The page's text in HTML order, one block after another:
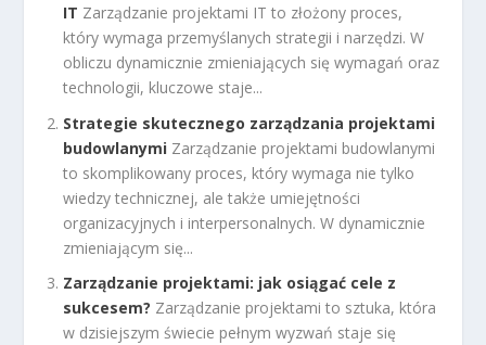
IT Zarządzanie projektami IT to złożony proces,
który wymaga przemyślanych strategii i narzędzi. W
obliczu dynamicznie zmieniających się wymagań oraz
technologii, kluczowe staje...
Strategie skutecznego zarządzania projektami
budowlanymi Zarządzanie projektami budowlanymi
to skomplikowany proces, który wymaga nie tylko
wiedzy technicznej, ale także umiejętności
organizacyjnych i interpersonalnych. W dynamicznie
zmieniającym się...
Zarządzanie projektami: jak osiągać cele z
sukcesem? Zarządzanie projektami to sztuka, która
w dzisiejszym świecie pełnym wyzwań staje się